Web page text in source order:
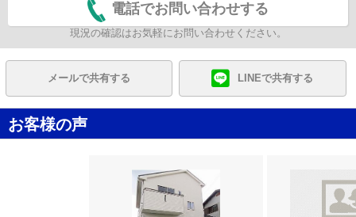
電話でお問い合わせする
現況の確認はお気軽にお問い合わせください。
メールで共有する LINEで共有する
お客様の声